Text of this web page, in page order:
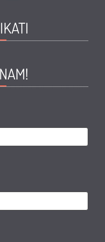
ljepote
ZORAN
ZORAN